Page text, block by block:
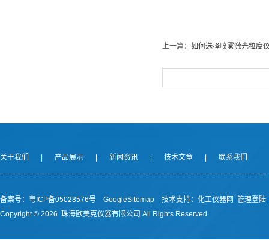
上一篇： 如何选择喷雾激光粒度
关于我们 产品展示 新闻资讯 技术文章 联系我们
备案号： 粤ICP备05028576号 GoogleSitemap 技术支持： 化工仪器网 管理登陆
Copyright © 2026 珠海欧美克仪器有限公司 All Rights Reserved.